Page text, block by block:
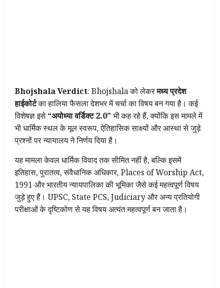
Bhojshala Verdict: Bhojshala को लेकरमध्य प्रदेश
हाईकोर्टका हालिया फैसला देशभर में चर्चा का विषय बन गया है। कई
विशेषज्ञ इसे “अयोध्या वर्डिक्ट 2.0” भी कह रहे हैं, क्योंकि इस मामले में
भी धार्मिक स्थल के मूल स्वरूप, ऐतिहासिक साक्ष्यों और आस्था से जुड़े
प्रश्नों पर न्यायालय ने निर्णय दिया है।
यह मामला केवल धार्मिक विवाद तक सीमित नहीं है, बल्कि इसमें
इतिहास, पुरातत्व, संवैधानिक अधिकार, Places of Worship Act,
1991 और भारतीय न्यायपालिका की भूमिका जैसे कई महत्वपूर्ण विषय
जुड़े हुए हैं। UPSC, State PCS, Judiciary और अन्य प्रतियोगी
परीक्षाओं के दृष्टिकोण से यह विषय अत्यंत महत्वपूर्ण बन जाता है।